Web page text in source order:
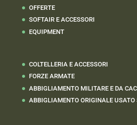
OFFERTE
SOFTAIR E ACCESSORI
EQUIPMENT
COLTELLERIA E ACCESSORI
FORZE ARMATE
ABBIGLIAMENTO MILITARE E DA
ABBIGLIAMENTO ORIGINALE USATO